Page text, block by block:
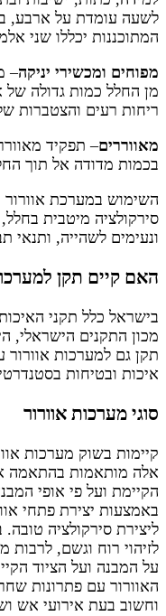
לשעה עומדת על ארבע,
המתוכננות יכללו שני
מפוחים ומכשירי יניקה–
מן החלל כמות גדולה של
ריחות רעים והצטברות
מאווררים– תפקיד
בכמות מדודה אל תוך
השימוש במערכת אוורור
סירקולציה מיטבית
ונעימים לשהייה, ותנאי
האם קיים תקן
בישראל כלל תקני
מכון התקנים הישראלי,
תקן גם למערכות אוורור
איכות ובטיחות
סוגי מערכות אוורור
קיימות בשוק מערכות
אלה מותאמות בהתאמה
הקיימת ועל פי אופי
באמצעות יצירת פתחי
ליצירת סירקולציה
לזיהוי רוח וגשם, לרבות
על המבנה ועל הציוד
האוורור עם פתרונות
וחשוב בעת אירועי אש